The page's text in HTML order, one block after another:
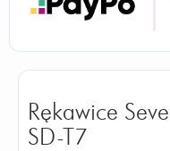
Rękawice
SD-T7